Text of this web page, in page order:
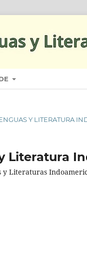
Y LITERATURA
Literatura
Literaturas